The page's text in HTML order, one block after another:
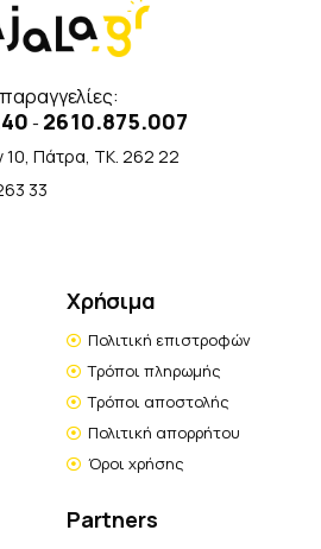
- 2610.875.007
10, Πάτρα, TK. 262 22
33
Χρήσιμα
Πολιτική επιστροφών
Τρόποι πληρωμής
Τρόποι αποστολής
Πολιτική απορρήτου
Όροι χρήσης
Partners